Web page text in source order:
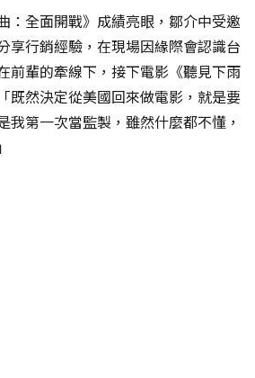
：全面開戰》成績亮眼，鄒介中受邀
享行銷經驗，在現場因緣際會認識台
前輩的牽線下，接下電影《聽見下雨
既然決定從美國回來做電影，就是要
我第一次當監製，雖然什麼都不懂，